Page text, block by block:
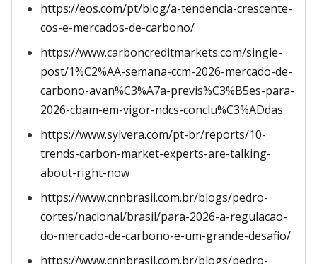
https://eos.com/pt/blog/a-tendencia-crescente-
cos-e-mercados-de-carbono/
https://www.carboncreditmarkets.com/single-
post/1%C2%AA-semana-ccm-2026-mercado-de-
carbono-avan%C3%A7a-previs%C3%B5es-para-
2026-cbam-em-vigor-ndcs-conclu%C3%ADdas
https://www.sylvera.com/pt-br/reports/10-
trends-carbon-market-experts-are-talking-
about-right-now
https://www.cnnbrasil.com.br/blogs/pedro-
cortes/nacional/brasil/para-2026-a-regulacao-
do-mercado-de-carbono-e-um-grande-desafio/
https://www.cnnbrasil.com.br/blogs/pedro-